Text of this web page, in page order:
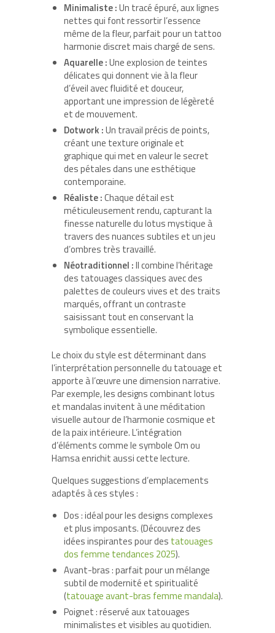
Minimaliste :Un tracé épuré, aux lignes
nettes qui font ressortir l’essence
même de la fleur, parfait pour un tattoo
harmonie discret mais chargé de sens.
Aquarelle :Une explosion de teintes
délicates qui donnent vie à la fleur
d’éveil avec fluidité et douceur,
apportant une impression de légèreté
et de mouvement.
Dotwork :Un travail précis de points,
créant une texture originale et
graphique qui met en valeur le secret
des pétales dans une esthétique
contemporaine.
Réaliste :Chaque détail est
méticuleusement rendu, capturant la
finesse naturelle du lotus mystique à
travers des nuances subtiles et un jeu
d’ombres très travaillé.
Néotraditionnel :Il combine l’héritage
des tatouages classiques avec des
palettes de couleurs vives et des traits
marqués, offrant un contraste
saisissant tout en conservant la
symbolique essentielle.
Le choix du style est déterminant dans
l’interprétation personnelle du tatouage et
apporte à l’œuvre une dimension narrative.
Par exemple, les designs combinant lotus
et mandalas invitent à une méditation
visuelle autour de l’harmonie cosmique et
de la paix intérieure. L’intégration
d’éléments comme le symbole Om ou
Hamsa enrichit aussi cette lecture.
Quelques suggestions d’emplacements
adaptés à ces styles :
Dos : idéal pour les designs complexes
et plus imposants. (Découvrez des
idées inspirantes pour des tatouages
dos femme tendances 2025).
Avant-bras : parfait pour un mélange
subtil de modernité et spiritualité
(tatouage avant-bras femme mandala).
Poignet : réservé aux tatouages
minimalistes et visibles au quotidien.